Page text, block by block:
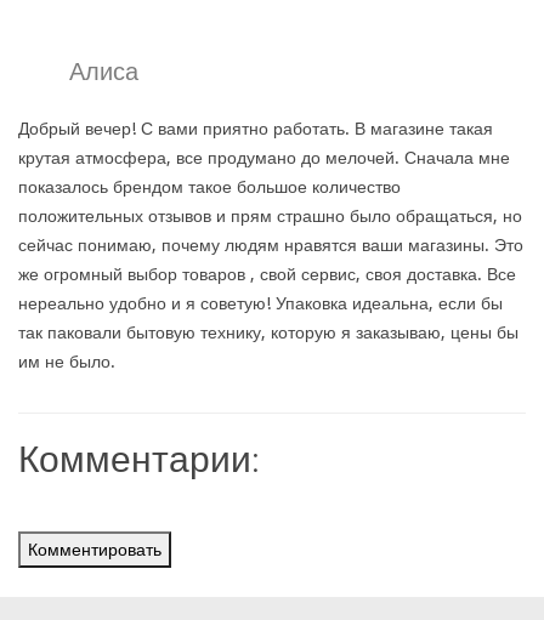
Алиса
Добрый вечер! С вами приятно работать. В магазине такая
крутая атмосфера, все продумано до мелочей. Сначала мне
показалось брендом такое большое количество
положительных отзывов и прям страшно было обращаться, но
сейчас понимаю, почему людям нравятся ваши магазины. Это
же огромный выбор товаров , свой сервис, своя доставка. Все
нереально удобно и я советую! Упаковка идеальна, если бы
так паковали бытовую технику, которую я заказываю, цены бы
им не было.
Комментарии:
Комментировать